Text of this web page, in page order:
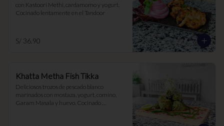
con Kastoori Methi, cardamomo y yogurt.
Cocinado lentamente en el Tandoor
S/ 36.90
Khatta Metha Fish Tikka
Deliciosos trozos de pescado blanco
marinados con mostaza, yogurt, comino,
Garam Masala y huevo. Cocinado